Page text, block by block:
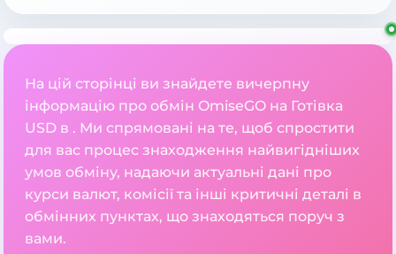
На цій сторінці ви знайдете вичерпну
інформацію про обмін OmiseGO на Готівка
USD в . Ми спрямовані на те, щоб спростити
для вас процес знаходження найвигідніших
умов обміну, надаючи актуальні дані про
курси валют, комісії та інші критичні деталі в
обмінних пунктах, що знаходяться поруч з
вами.